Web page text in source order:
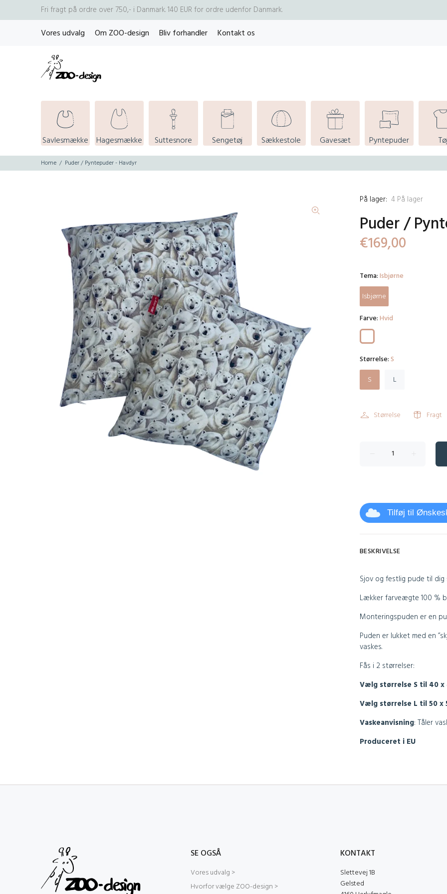
Fri fragt på ordre over 750,- i Danmark. 140 EUR for ordre udenfor Danmark.
Vores udvalg
Om ZOO-design Bliv forhandler Kontakt os
Savlesmække Hagesmække Suttesnore Sengetøj Sækkestole Gavesæt Pyntepuder
Home Puder / Pyntepuder - Havdyr
På lager: 4 På lager
Puder /
€169,00
Tema:Isbjørne
Isbjørne
Farve:Hvid
Størrelse:S
S
L
Størrelse Fragt
Tilføj til
BESKRIVELSE
Sjov og festlig pude til
Lækker farveægte 100 %
Monteringspuden er en
Puden er lukket med en
vaskes.
Fås i 2 størrelser:
Vælg størrelse S til 40
Vælg størrelse L til 50 x
Vaskeanvisning: Tåler
Produceret i EU
SE OGSÅ
Vores udvalg >
Hvorfor vælge ZOO-design >
KONTAKT
Slettevej 1B
Gelsted